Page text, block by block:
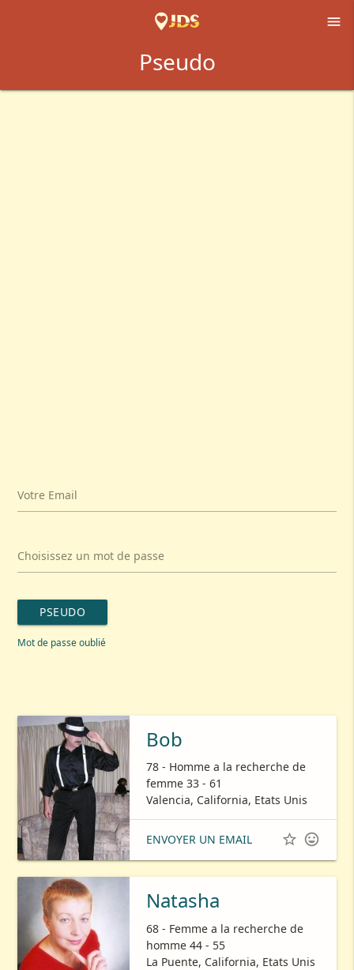

Pseudo
Votre Email
Choisissez un mot de passe
PSEUDO
Mot de passe oublié
Bob
78 - Homme a la recherche de
femme 33 - 61
Valencia, California, Etats Unis
ENVOYER UN EMAIL  
Natasha
68 - Femme a la recherche de
homme 44 - 55
La Puente, California, Etats Unis